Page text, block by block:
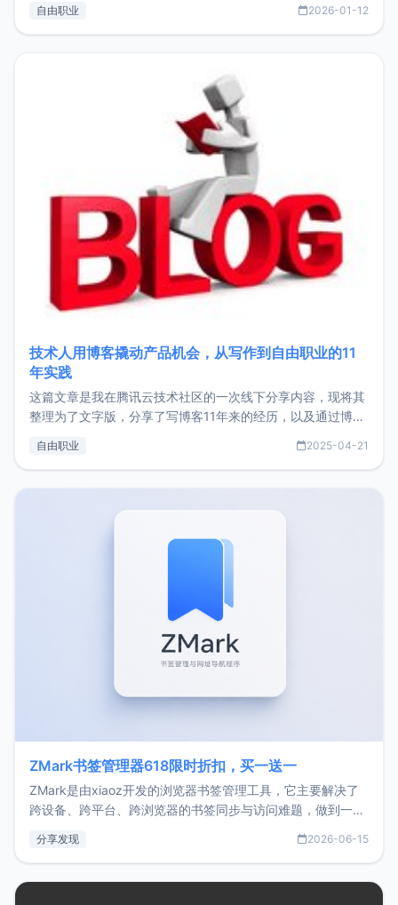
收入下降20%，但却过得很充实，2026年不求突破，但求保
自由职业 2026-01-12
技术人用博客撬动产品机会，从写作到自由职业的11
年实践
这篇文章是我在腾讯云技术社区的一次线下分享内容，现将其
整理为了文字版，分享了写博客11年来的经历，以及通过博客
了我的首个产品ImgURL的真实数据和产品现状。自我介绍大
自由职业 2025-04-21
ZMark书签管理器618限时折扣，买一送一
ZMark是由xiaoz开发的浏览器书签管理工具，它主要解决了
跨设备、跨平台、跨浏览器的书签同步与访问难题，做到一处
用，让管理更高效。ZMark官网地址：
分享发现 2026-06-15